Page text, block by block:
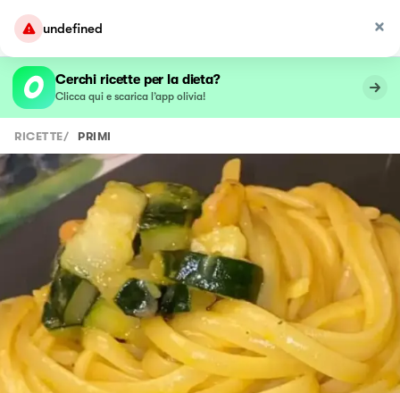
undefined
Cerchi ricette per la dieta?
Clicca qui e scarica l’app olivia!
RICETTE/ PRIMI